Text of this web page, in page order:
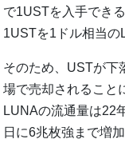
で1USTを入手でき
1USTを1ドル相当の
そのため、USTが下
場で売却されること
LUNAの流通量は22
日に6兆枚強まで増加